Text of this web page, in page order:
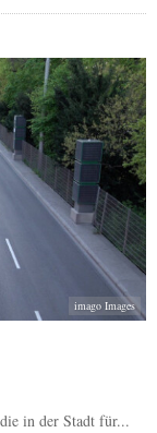
imago Images
in der Stadt für...